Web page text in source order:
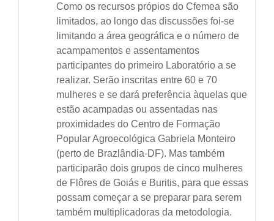
Como os recursos própios do Cfemea são
limitados, ao longo das discussões foi-se
limitando a área geográfica e o número de
acampamentos e assentamentos
participantes do primeiro Laboratório a se
realizar. Serão inscritas entre 60 e 70
mulheres e se dará preferência àquelas que
estão acampadas ou assentadas nas
proximidades do Centro de Formação
Popular Agroecológica Gabriela Monteiro
(perto de Brazlândia-DF). Mas também
participarão dois grupos de cinco mulheres
de Flôres de Goiás e Buritis, para que essas
possam começar a se preparar para serem
também multiplicadoras da metodologia.